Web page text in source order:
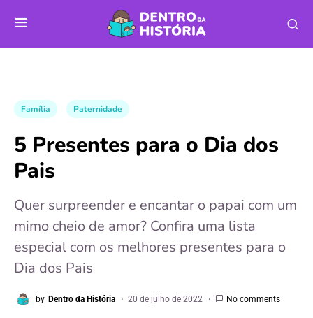
Família Paternidade
5 Presentes para o Dia dos
Pais
Quer surpreender e encantar o papai com um
mimo cheio de amor? Confira uma lista
especial com os melhores presentes para o
Dia dos Pais
by Dentro da História 20 de julho de 2022 No comments